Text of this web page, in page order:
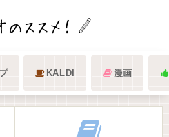
KALDI 漫画